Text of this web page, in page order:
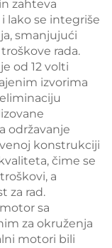
zahteva
lako se integriše
smanjujući
rada.
od 12 volti
izvorima
održavanje
konstrukciji
čime se
a
za rad.
sa
za okruženja
motori bili